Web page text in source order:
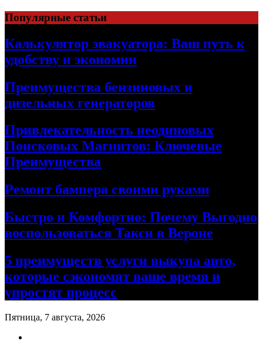
Skip
to
content
Популярные статьи
Калькулятор эвакуатора: Ваш путь к
удобству и экономии
Преимущества бензиновых и
дизельных генераторов
Привлекательность неодиновых
Поисковых Магнитов: Ключевые
Преимущества
Ремонт бампера своими руками
Быстро и Комфортно: Почему Выгодно
воспользоваться Такси в Вероне
5 преимуществ услуги выкупа авто,
которые сэкономят ваше время и
упростят процесс
Пятница, 7 августа, 2026